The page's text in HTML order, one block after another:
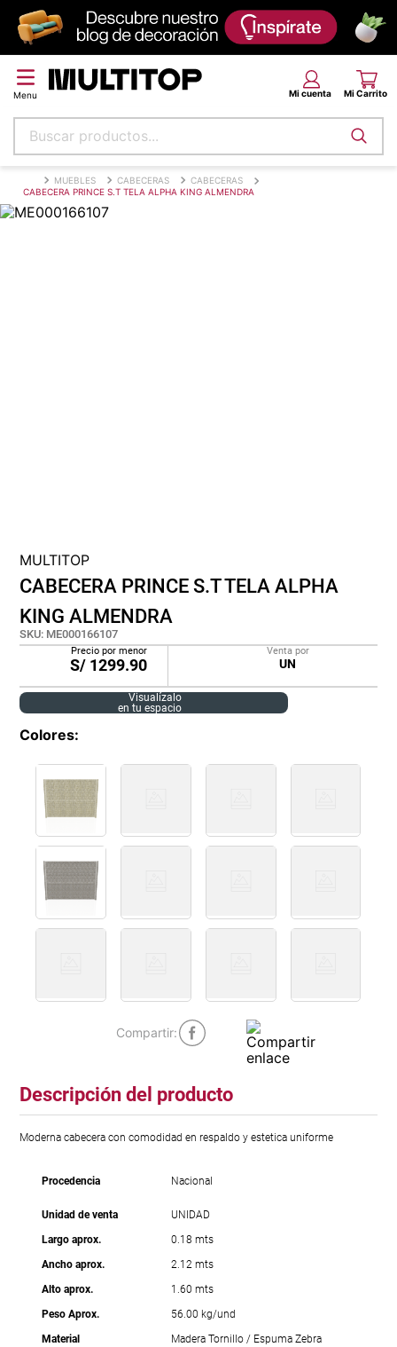
Buscar productos...
MUEBLES CABECERAS
CABECERAS
CABECERA PRINCE S.T TELA ALPHA KING ALMENDRA
MULTITOP
CABECERA PRINCE S.T TELA ALPHA
KING ALMENDRA
SKU: ME000166107
Precio por menor
S/ 1299.90
Venta por
UN
Visualízalo
en tu espacio
Colores
Descripción del producto
Moderna cabecera con comodidad en respaldo y estetica uniforme
Procedencia Nacional
Unidad de venta
UNIDAD
Largo aprox.
0.18 mts
Ancho aprox.
2.12 mts
Alto aprox.
1.60 mts
Peso Aprox.
56.00 kg/und
Material
Madera Tornillo / Espuma Zebra
Términos más buscados
papel tapiz